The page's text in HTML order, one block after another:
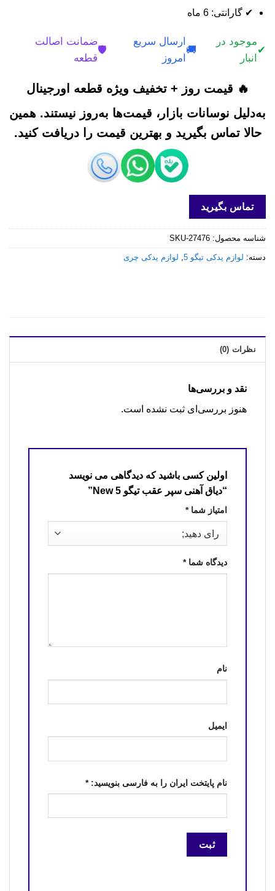
✔ گارانتی: 6 ماه
✔
موجود در
انبار
🚚
ارسال سریع
امروز
🛡️
ضمانت اصالت
قطعه
🔥 قیمت روز + تخفیف ویژه قطعه اورجینال
به‌دلیل نوسانات بازار، قیمت‌ها به‌روز نیستند. همین
حالا تماس بگیرید و بهترین قیمت را دریافت کنید.
تماس بگیرید
شناسه محصول: SKU-27476
دسته: لوازم یدکی تیگو 5 لوازم یدکی چری
نظرات (0)
نقد و بررسی‌ها
هنوز بررسی‌ای ثبت نشده است.
اولین کسی باشید که دیدگاهی می نویسد
“دیاق آهنی سپر عقب تیگو 5 New”
امتیاز شما*
دیدگاه شما*
نام
ایمیل
نام پایتخت ایران را به فارسی بنویسید:*